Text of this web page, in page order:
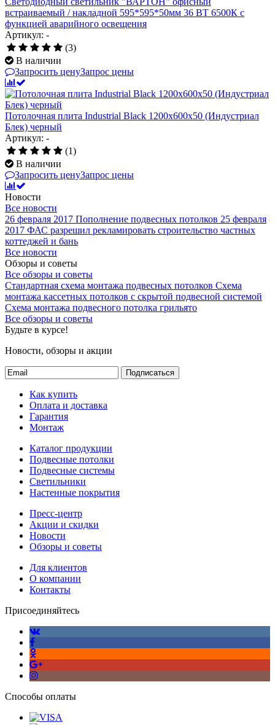
встраиваемый / накладной 595*595*50мм 36 ВТ 6500К с
функцией аварийного освещения
Артикул: -
(3)
В наличии
Запросить ценуЗапрос цены
Потолочная плита Industrial Black 1200x600x50 (Индустриал
Блек) черный
Артикул: -
(1)
В наличии
Запросить ценуЗапрос цены
Новости
Все новости
26 февраля 2017 Пополнение подвесных потолков 25 февраля
2017 ФАС разрешил рекламировать строительство частных
коттеджей и бань
Все новости
Обзоры и советы
Все обзоры и советы
Стандартная схема монтажа подвесных потолков Схема
монтажа кассетных потолков с скрытой подвесной системой
Схема монтажа подвесного потолка грильято
Все обзоры и советы
Будьте в курсе!
Новости, обзоры и акции
Подписаться
Как купить
Оплата и доставка
Гарантия
Монтаж
Каталог продукции
Подвесные потолки
Подвесные системы
Светильники
Настенные покрытия
Пресс-центр
Акции и скидки
Новости
Обзоры и советы
Для клиентов
О компании
Контакты
Присоединяйтесь
Способы оплаты